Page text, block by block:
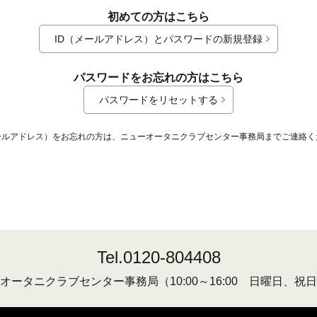
初めての方はこちら
ID（メールアドレス）とパスワードの新規登録
パスワードをお忘れの方はこちら
パスワードをリセットする
アドレス）をお忘れの方は、ニューオータニクラブセンター事務局までご連絡く
Tel.0120-804408
ータニクラブセンター事務局 （10:00～16:00 日曜日、祝日